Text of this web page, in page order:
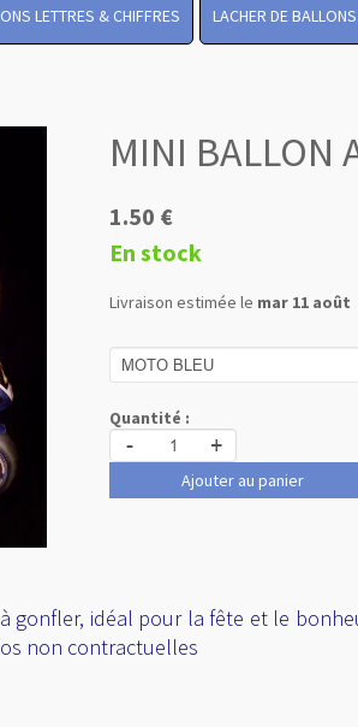
LETTRES & CHIFFRES LACHER DE BALLONS
MINI BALLON
1.50 €
En stock
Livraison estimée le mar 11 août
Quantité :
- +
Ajouter au panier
gonfler, idéal pour la fête et le
non contractuelles